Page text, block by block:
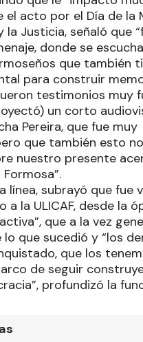
el acto por el Día de la
la Justicia, señaló que
donde se
que también
para construir
testimonios muy
un corto
Pereira, que fue muy
que también esto
nuestro presente
línea, subrayó que fue
a la ULICAF, desde la
que a la vez
que sucedió y “los
que los
de seguir
profundizó la